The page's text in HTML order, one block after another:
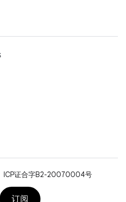
ICP证合字B2-20070004号
订阅